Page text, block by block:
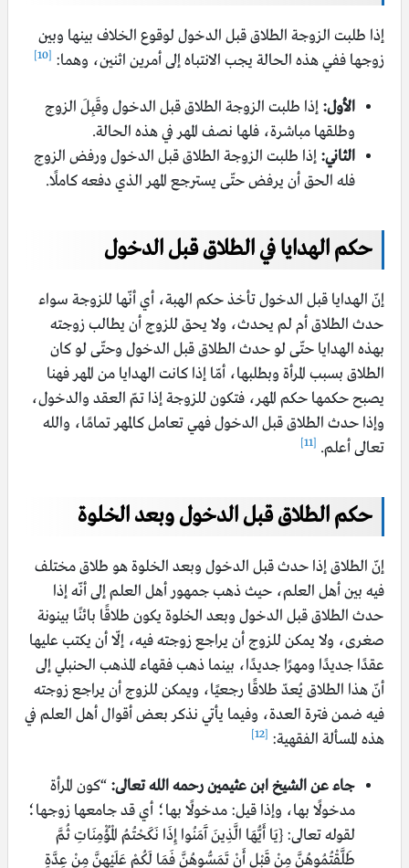
إذا طلبت الزوجة الطلاق قبل الدخول لوقوع الخلاف بينها وبين
زوجها ففي هذه الحالة يجب الانتباه إلى أمرين اثنين، وهما: [10]
الأول: إذا طلبت الزوجة الطلاق قبل الدخول وقَبِلَ الزوج
وطلقها مباشرة، فلها نصف المهر في هذه الحالة.
الثاني: إذا طلبت الزوجة الطلاق قبل الدخول ورفض الزوج
فله الحق أن يرفض حتّى يسترجع المهر الذي دفعه كاملًا.
حكم الهدايا في الطلاق قبل الدخول
إنّ الهدايا قبل الدخول تأخذ حكم الهبة، أي أنّها للزوجة سواء
حدث الطلاق أم لم يحدث، ولا يحق للزوج أن يطالب زوجته
بهذه الهدايا حتّى لو حدث الطلاق قبل الدخول وحتّى لو كان
الطلاق بسبب المرأة وبطلبها، أمّا إذا كانت الهدايا من المهر فهنا
يصبح حكمها حكم المهر، فتكون للزوجة إذا تمّ العقد والدخول،
وإذا حدث الطلاق قبل الدخول فهي تعامل كالمهر تمامًا، والله
تعالى أعلم. [11]
حكم الطلاق قبل الدخول وبعد الخلوة
إنّ الطلاق إذا حدث قبل الدخول وبعد الخلوة هو طلاق مختلف
فيه بين أهل العلم، حيث ذهب جمهور أهل العلم إلى أنّه إذا
حدث الطلاق قبل الدخول وبعد الخلوة يكون طلاقًا بائنًا بينونة
صغرى، ولا يمكن للزوج أن يراجع زوجته فيه، إلّا أن يكتب عليها
عقدًا جديدًا ومهرًا جديدًا، بينما ذهب فقهاء المذهب الحنبلي إلى
أنّ هذا الطلاق يُعدّ طلاقًا رجعيًا، ويمكن للزوج أن يراجع زوجته
فيه ضمن فترة العدة، وفيما يأتي نذكر بعض أقوال أهل العلم في
هذه المسألة الفقهية: [12]
جاء عن الشيخ ابن عثيمين رحمه الله تعالى: “كون المرأة
مدخولًا بها، وإذا قيل: مدخولًا بها؛ أي قد جامعها زوجها؛
لقوله تعالى: {يَا أَيُّهَا الَّذِينَ آَمَنُوا إِذَا نَكَحْتُمُ الْمُؤْمِنَاتِ ثُمَّ
طَلَّقْتُمُوهُنَّ مِنْ قَبْلِ أَنْ تَمَسُّوهُنَّ فَمَا لَكُمْ عَلَيْهِنَّ مِنْ عِدَّةٍ